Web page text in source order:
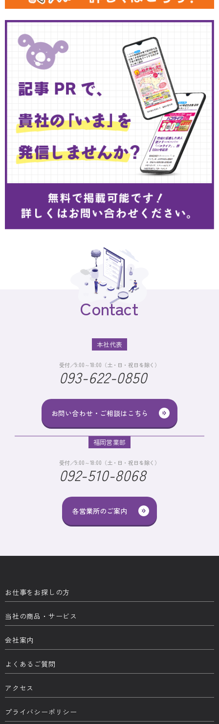
Contact
お問い合わせ・ご相談はこちら
本社代表
受付／9:00～18:00（土・日・祝日を除く）
093-622-0850
各営業所のご案内
福岡営業部
受付／9:00～18:00（土・日・祝日を除く）
092-510-8068
お仕事をお探しの方
当社の商品・サービス
会社案内
よくあるご質問
アクセス
プライバシーポリシー